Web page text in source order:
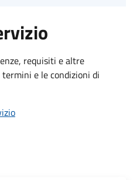
requisiti e altre
e le condizioni di